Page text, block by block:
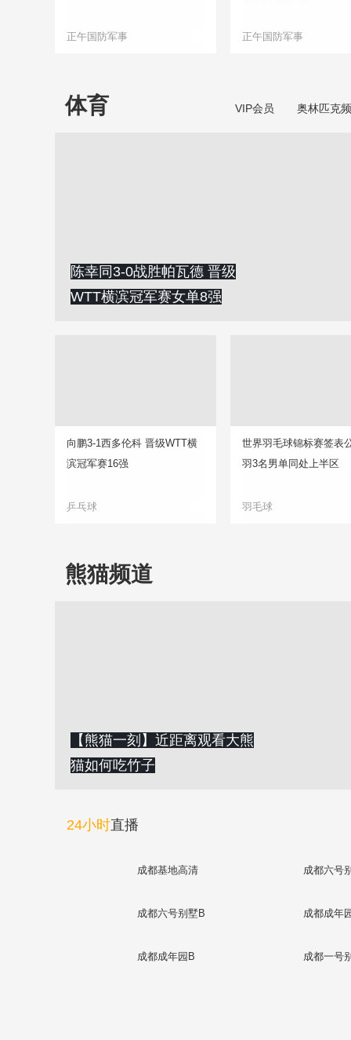
正午国防军事 正午国防军事
体育 VIP会员 奥林匹克
陈幸同3-0战胜帕瓦德 晋级
WTT横滨冠军赛女单8强
向鹏3-1西多伦科 晋级WTT横
滨冠军赛16强
乒乓球
世界羽毛球锦标赛签表
羽3名男单同处上半区
羽毛球
熊猫频道
【熊猫一刻】近距离观看大熊
猫如何吃竹子
24小时直播
成都基地高清 成都六号
成都六号别墅B 成都成年
成都成年园B 成都一号